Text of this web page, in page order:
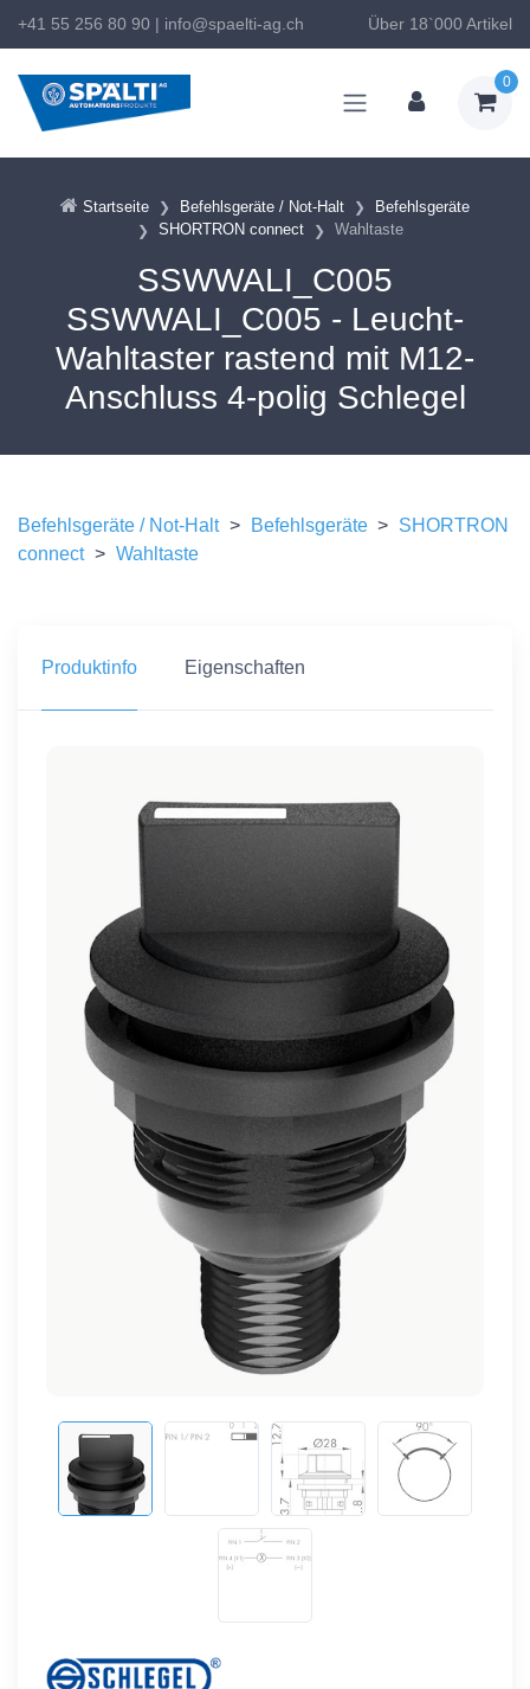
+41 55 256 80 90 | info@spaelti-ag.ch Über 18`000 Artikel
0
Startseite Befehlsgeräte / Not-Halt
Befehlsgeräte
SHORTRON connect
Wahltaste
SSWWALI_C005
SSWWALI_C005 - Leucht-
Wahltaster rastend mit M12-
Anschluss 4-polig Schlegel
Befehlsgeräte / Not-Halt > Befehlsgeräte > SHORTRON
connect > Wahltaste
Produktinfo Eigenschaften